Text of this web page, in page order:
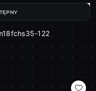
122